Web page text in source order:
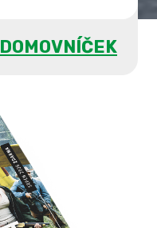
DOMOVNÍČEK